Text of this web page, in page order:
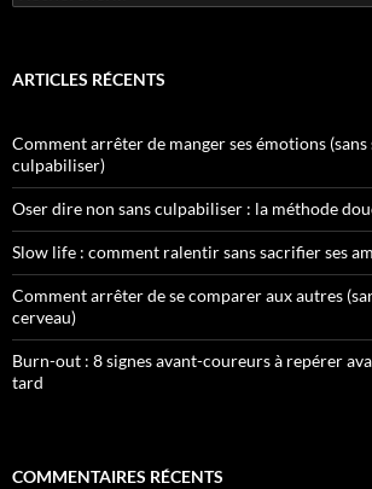
ARTICLES RÉCENTS
Comment arrêter de manger ses émotions
culpabiliser)
Oser dire non sans culpabiliser : la méthode
Slow life : comment ralentir sans sacrifier ses
Comment arrêter de se comparer aux autres
cerveau)
Burn-out : 8 signes avant-coureurs à repérer
tard
COMMENTAIRES RÉCENTS